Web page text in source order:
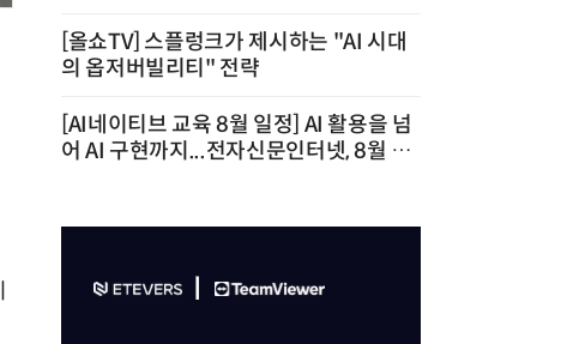
[올쇼TV] 스플렁크가 제시하는 "AI 시대
의 옵저버빌리티" 전략
[AI네이티브 교육 8월 일정] AI 활용을 넘
어 AI 구현까지...전자신문인터넷, 8월 실